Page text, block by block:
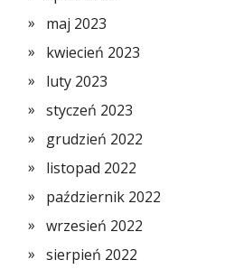
maj 2023
kwiecień 2023
luty 2023
styczeń 2023
grudzień 2022
listopad 2022
październik 2022
wrzesień 2022
sierpień 2022